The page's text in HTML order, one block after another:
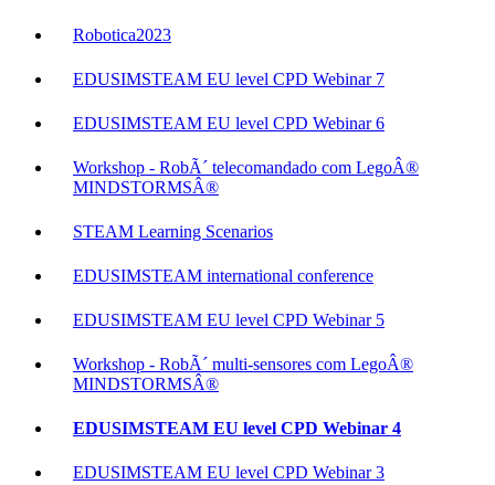
Robotica2023
EDUSIMSTEAM EU level CPD Webinar 7
EDUSIMSTEAM EU level CPD Webinar 6
Workshop - RobÃ´ telecomandado com LegoÂ®
MINDSTORMSÂ®
STEAM Learning Scenarios
EDUSIMSTEAM international conference
EDUSIMSTEAM EU level CPD Webinar 5
Workshop - RobÃ´ multi-sensores com LegoÂ®
MINDSTORMSÂ®
EDUSIMSTEAM EU level CPD Webinar 4
EDUSIMSTEAM EU level CPD Webinar 3